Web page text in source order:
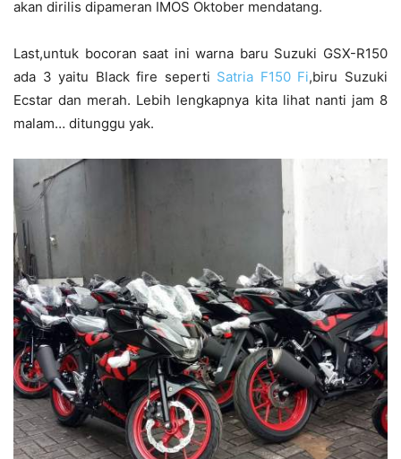
akan dirilis dipameran IMOS Oktober mendatang.
Last,untuk bocoran saat ini warna baru Suzuki GSX-R150
ada 3 yaitu Black fire seperti Satria F150 Fi,biru Suzuki
Ecstar dan merah. Lebih lengkapnya kita lihat nanti jam 8
malam… ditunggu yak.